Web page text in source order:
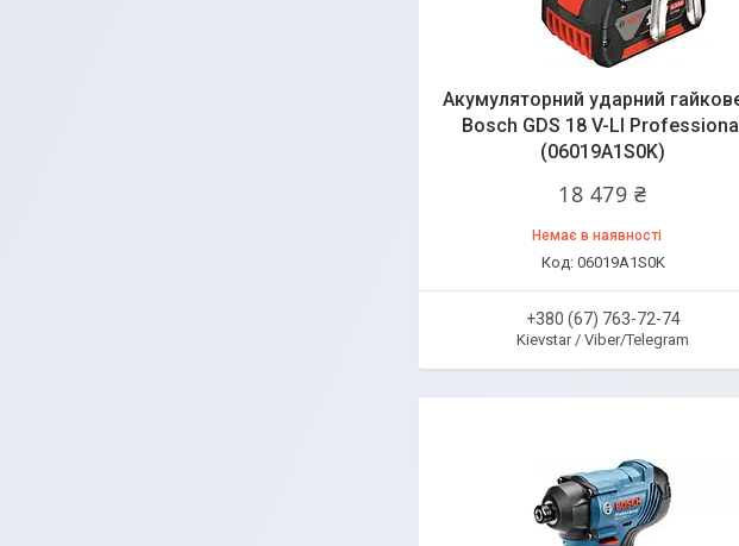
Акумуляторний ударний
Bosch GDS 18 V-LI
(06019A1S0K)
18 479 ₴
Немає в наявності
06019A1S0K
+380 (67) 763-72-74
Kievstar / Viber/Telegram